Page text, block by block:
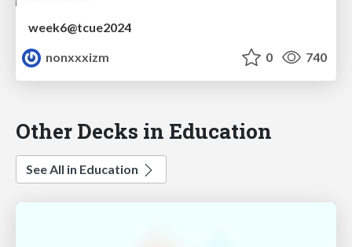
week6@tcue2024
nonxxxizm
0 740
Other Decks in Education
See All in Education